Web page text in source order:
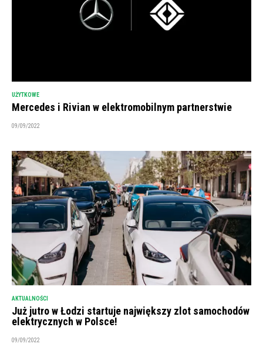
UŻYTKOWE
Mercedes i Rivian w elektromobilnym partnerstwie
09/09/2022
AKTUALNOŚCI
Już jutro w Łodzi startuje największy zlot samochodów
elektrycznych w Polsce!
09/09/2022